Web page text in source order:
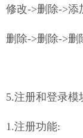
修改->删除->添
删除->删除->删
5.注册和登录模
1.注册功能: